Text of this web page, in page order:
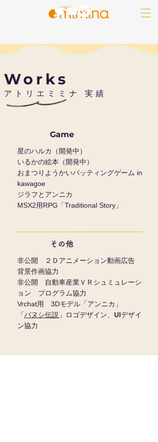
​Works
​アトリエミミナ 実績
Game
星のハルカ（開発中）
いるかの絵本（開発中）
おまつりようかいバッティングゲーム in
kawagoe​
ジラフとアンニカ
MSX2用RPG「Traditional Story」
その他
非公開
２Ｄアニメーション動画広告
背景作画協力
非公開
自動車産業ＶＲシュミュレーシ
ョン プログラム協力
Vrchat用 3Dモデル「アンニカ」
「バヌシ伝説 」ロゴデザイン、UIデザイ
ン協力